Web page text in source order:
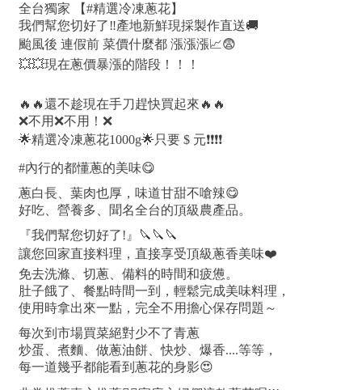
全台獨家 【#精選冷凍蔥花】
我們幫您切好了‼️產地新鮮現採製作直送🚚
颱風後 連假前 菜價什麼都 漲漲漲📈😨
💥💥現在蔥價暴漲的階段！！！
🔥🔥還不趁現在手刀趕快買起來🔥🔥
❌不用❌不用！❌
🌟精選冷凍蔥花1000g🌟只要 $ 元❗️❗️❗️❗️
#內行的都懂蔥的美味😋
蔥白長、葉肉也厚，味道甘甜不嗆辣😋
好吃、營養多、聞名全台的頂級農產品。
『我們幫您切好了!』🔪🔪🔪
讓您回家直接料理，直接享受頂級蔥香美味❤️
免去洗滌、切蔥、備料的時間和疲憊。
肚子餓了、餐點時間一到，輕鬆完成美味料理，
使用時拿出來一點，完全不用擔心保存問題～
每次到市場買菜絕對少不了青蔥
炒蛋、煮麵、做蔥油餅、快炒、爆香....等等，
每一道幾乎都能看到蔥花的身影😍